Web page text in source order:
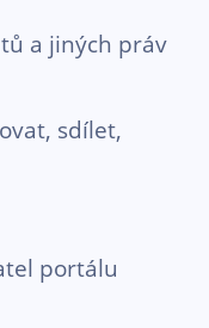
a jiných práv
sdílet,
portálu